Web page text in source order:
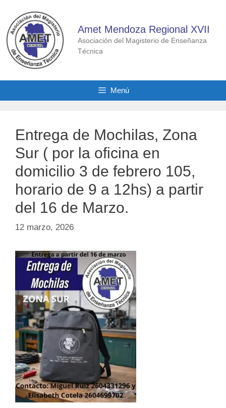
contenido
Amet Mendoza Regional XVII
Asociación del Magisterio de Enseñanza
Técnica
Menú
Entrega de Mochilas, Zona
Sur ( por la oficina en
domicilio 3 de febrero 105,
horario de 9 a 12hs) a partir
del 16 de Marzo.
12 marzo, 2026